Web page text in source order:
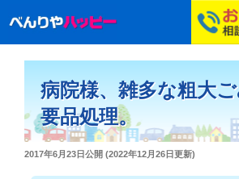
病院様、雑多な粗大
要品処理。
投
2017年6月23日公開 (2022年12月26日更新)